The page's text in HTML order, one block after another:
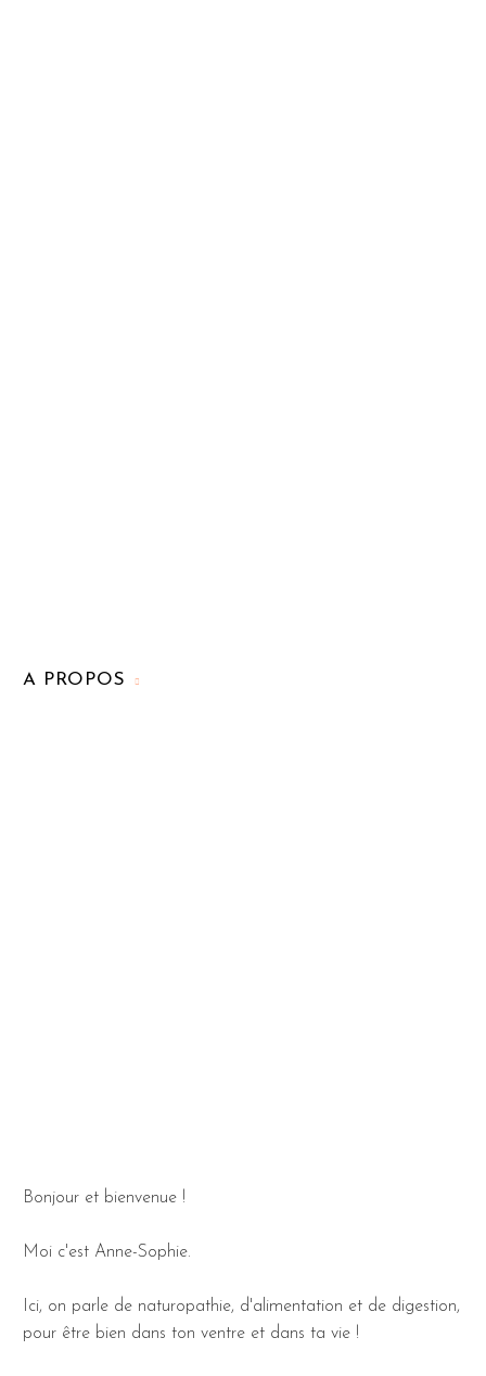
A PROPOS
Bonjour et bienvenue !
Moi c'est Anne-Sophie.
Ici, on parle de naturopathie, d'alimentation et de digestion,
pour être bien dans ton ventre et dans ta vie !